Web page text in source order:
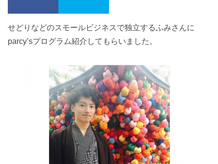
せどりなどのスモールビジネスで独立するふみさんに
parcy’sプログラム紹介してもらいました。